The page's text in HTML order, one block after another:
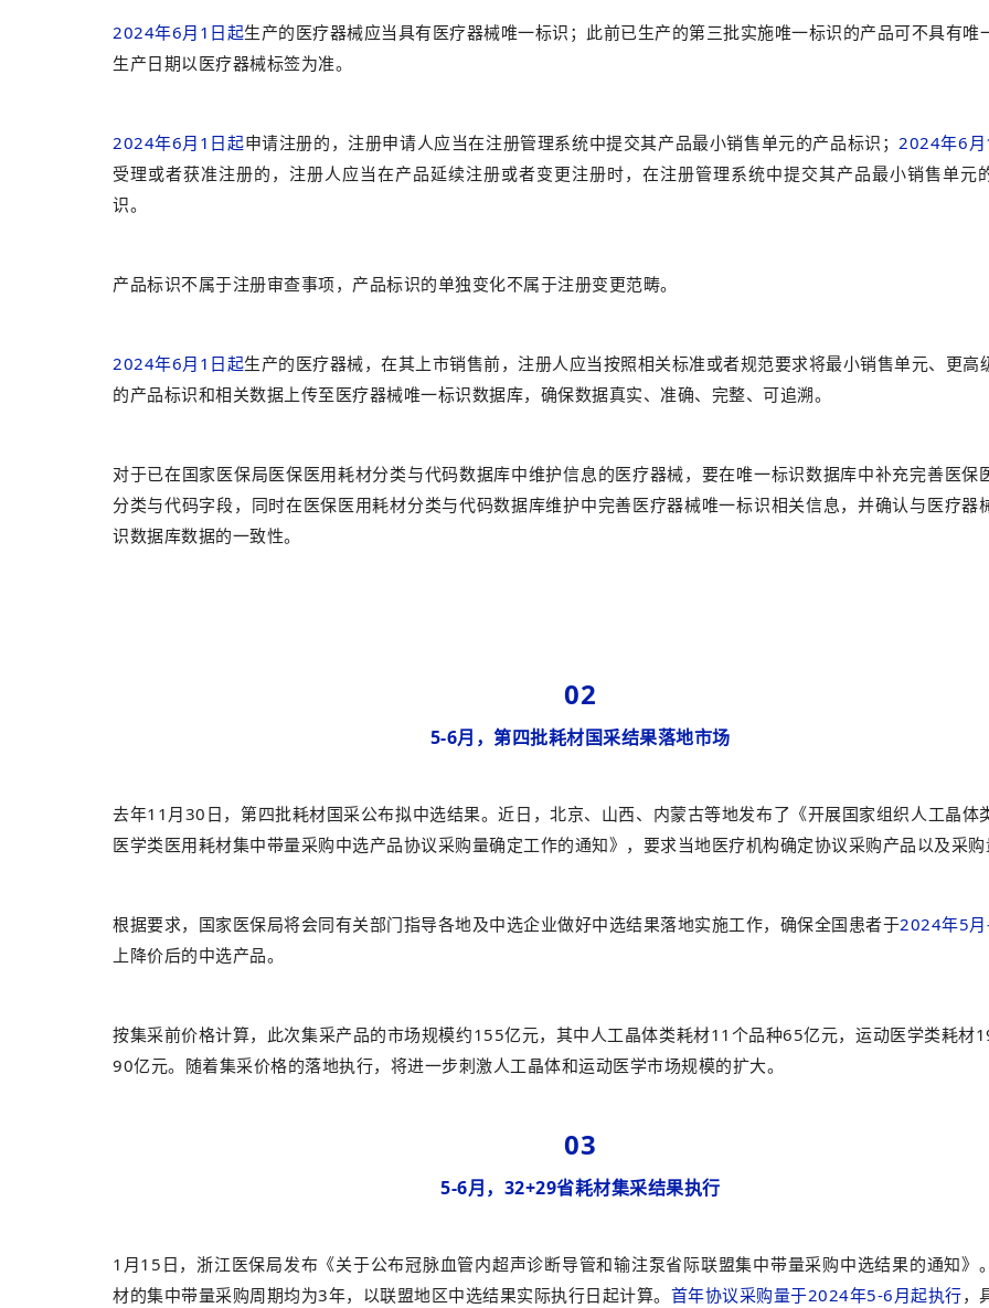
2024年6月1日起生产的医疗器械应当具有医疗器械唯一标识；此前已生产的第三批实施唯一标识的产品可不具有唯
生产日期以医疗器械标签为准。
2024年6月1日起申请注册的，注册申请人应当在注册管理系统中提交其产品最小销售单元的产品标识；2024年6
受理或者获准注册的，注册人应当在产品延续注册或者变更注册时，在注册管理系统中提交其产品最小销售单元
识。
产品标识不属于注册审查事项，产品标识的单独变化不属于注册变更范畴。
2024年6月1日起生产的医疗器械，在其上市销售前，注册人应当按照相关标准或者规范要求将最小销售单元、更高
的产品标识和相关数据上传至医疗器械唯一标识数据库，确保数据真实、准确、完整、可追溯。
对于已在国家医保局医保医用耗材分类与代码数据库中维护信息的医疗器械，要在唯一标识数据库中补充完善医保
分类与代码字段，同时在医保医用耗材分类与代码数据库维护中完善医疗器械唯一标识相关信息，并确认与医疗器
识数据库数据的一致性。
02
5-6月，第四批耗材国采结果落地市场
去年11月30日，第四批耗材国采公布拟中选结果。近日，北京、山西、内蒙古等地发布了《开展国家组织人工晶体
医学类医用耗材集中带量采购中选产品协议采购量确定工作的通知》，要求当地医疗机构确定协议采购产品以及采购
根据要求，国家医保局将会同有关部门指导各地及中选企业做好中选结果落地实施工作，确保全国患者于2024年5
上降价后的中选产品。
按集采前价格计算，此次集采产品的市场规模约155亿元，其中人工晶体类耗材11个品种65亿元，运动医学类耗材
90亿元。随着集采价格的落地执行，将进一步刺激人工晶体和运动医学市场规模的扩大。
03
5-6月，32+29省耗材集采结果执行
1月15日，浙江医保局发布《关于公布冠脉血管内超声诊断导管和输注泵省际联盟集中带量采购中选结果的通知》
材的集中带量采购周期均为3年，以联盟地区中选结果实际执行日起计算。 首年协议采购量于2024年5-6月起执行，